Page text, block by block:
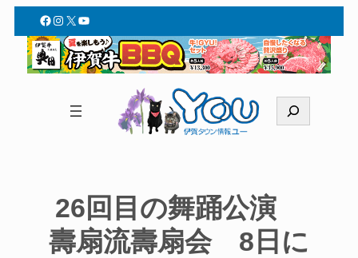
Facebook
Instagram
X YouTube
索
26回目の舞踊公演
壽扇流壽扇会 8日に